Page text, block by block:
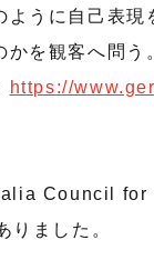
ように自己表現
を観客へ問う
https://
Council for
りました。